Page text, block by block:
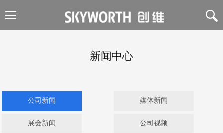
新闻中心
公司新闻 媒体新闻
展会新闻 公司视频